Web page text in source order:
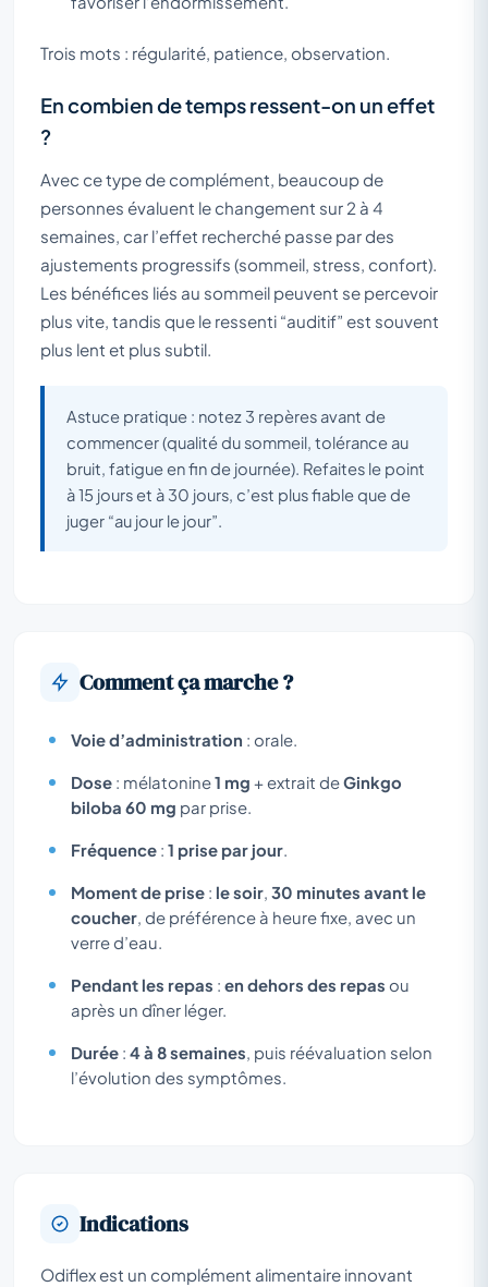
Trois mots : régularité, patience, observation.
En combien de temps ressent-on un effet
?
Avec ce type de complément, beaucoup de
personnes évaluent le changement sur 2 à 4
semaines, car l’effet recherché passe par des
ajustements progressifs (sommeil, stress, confort).
Les bénéfices liés au sommeil peuvent se percevoir
plus vite, tandis que le ressenti “auditif” est souvent
plus lent et plus subtil.
Astuce pratique : notez 3 repères avant de
commencer (qualité du sommeil, tolérance au
bruit, fatigue en fin de journée). Refaites le point
à 15 jours et à 30 jours, c’est plus fiable que de
juger “au jour le jour”.
Comment ça marche ?
Voie d’administration : orale.
Dose : mélatonine1 mg + extrait deGinkgo
biloba 60 mg par prise.
Fréquence : 1 prise par jour.
Moment de prise : le soir, 30 minutes avant le
coucher, de préférence à heure fixe, avec un
verre d’eau.
Pendant les repas : en dehors des repas ou
après un dîner léger.
Durée : 4 à 8 semaines, puis réévaluation selon
l’évolution des symptômes.
Indications
Odiflex est un complément alimentaire innovant